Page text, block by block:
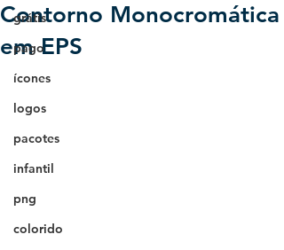
grátis
pago
ícones
logos
pacotes
infantil
png
colorido
Contorno Monocromática
em EPS